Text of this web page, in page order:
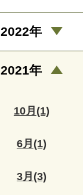
2022年
2021年
10月(1)
6月(1)
3月(3)